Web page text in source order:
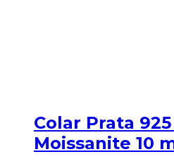
Colar Prata
Moissanite 10